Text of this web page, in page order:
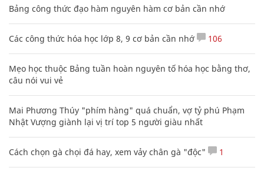
Bảng công thức đạo hàm nguyên hàm cơ bản cần nhớ
Các công thức hóa học lớp 8, 9 cơ bản cần nhớ 106
Mẹo học thuộc Bảng tuần hoàn nguyên tố hóa học bằng thơ,
câu nói vui vẻ
Mai Phương Thúy "phím hàng" quá chuẩn, vợ tỷ phú Phạm
Nhật Vượng giành lại vị trí top 5 người giàu nhất
Cách chọn gà chọi đá hay, xem vảy chân gà "độc" 1